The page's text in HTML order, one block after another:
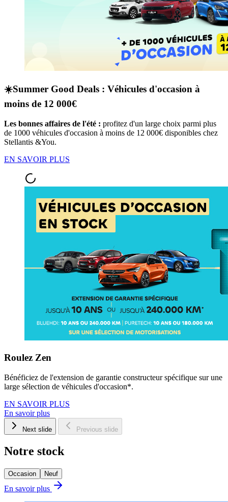
☀️Summer Good Deals : Véhicules d'occasion à
moins de 12 000€
Les bonnes affaires de l'été : profitez d'un large choix parmi plus
de 1000 véhicules d'occasion à moins de 12 000€ disponibles chez
Stellantis &You.
EN SAVOIR PLUS
Roulez Zen
Bénéficiez de l'extension de garantie constructeur spécifique sur une
large sélection de véhicules d'occasion*.
EN SAVOIR PLUS
En savoir plus
Next slide Previous slide
Notre stock
Occasion Neuf
En savoir plus